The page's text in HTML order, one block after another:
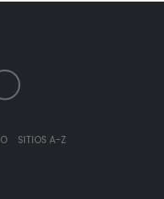
SITIOS A-Z